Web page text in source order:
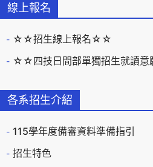
線上報名
☆☆招生線上報名☆☆
☆☆四技日間部單獨招生就讀
各系招生介紹
115學年度備審資料準備指引
招生特色